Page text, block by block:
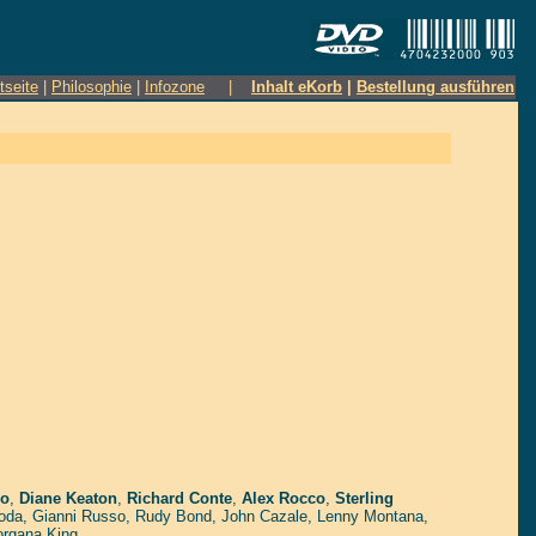
Philosophie Infozone Inhalt eKorb Bestellung ausführen
, Diane Keaton, Richard Conte, Alex Rocco, Sterling
, Gianni Russo, Rudy Bond, John Cazale, Lenny Montana,